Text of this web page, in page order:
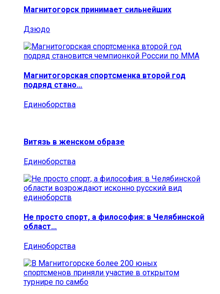
Магнитогорск принимает сильнейших
Дзюдо
Магнитогорская спортсменка второй год
подряд стано…
Единоборства
Витязь в женском образе
Единоборства
Не просто спорт, а философия: в Челябинской
област…
Единоборства